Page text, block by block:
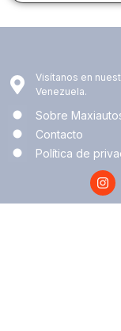
Visítanos en
Venezuela.
Sobre
Contacto
Política de